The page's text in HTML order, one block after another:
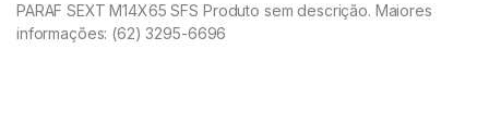
PARAF SEXT M14X65 SFS Produto sem descrição. Maiores
informações: (62) 3295-6696